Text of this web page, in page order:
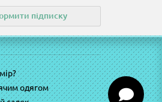
підписку
одягом